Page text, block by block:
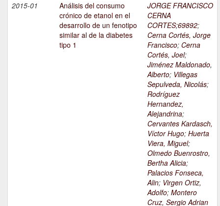
2015-01
Análisis del consumo
crónico de etanol en el
desarrollo de un fenotipo
similar al de la diabetes
tipo 1
JORGE FRANCISCO
CERNA
CORTES;69892;
Cerna Cortés, Jorge
Francisco; Cerna
Cortés, Joel;
Jiménez Maldonado,
Alberto; Villegas
Sepulveda, Nicolás;
Rodríguez
Hernandez,
Alejandrina;
Cervantes Kardasch,
Víctor Hugo; Huerta
Viera, Miguel;
Olmedo Buenrostro,
Bertha Alicia;
Palacios Fonseca,
Alin; Virgen Ortiz,
Adolfo; Montero
Cruz, Sergio Adrian